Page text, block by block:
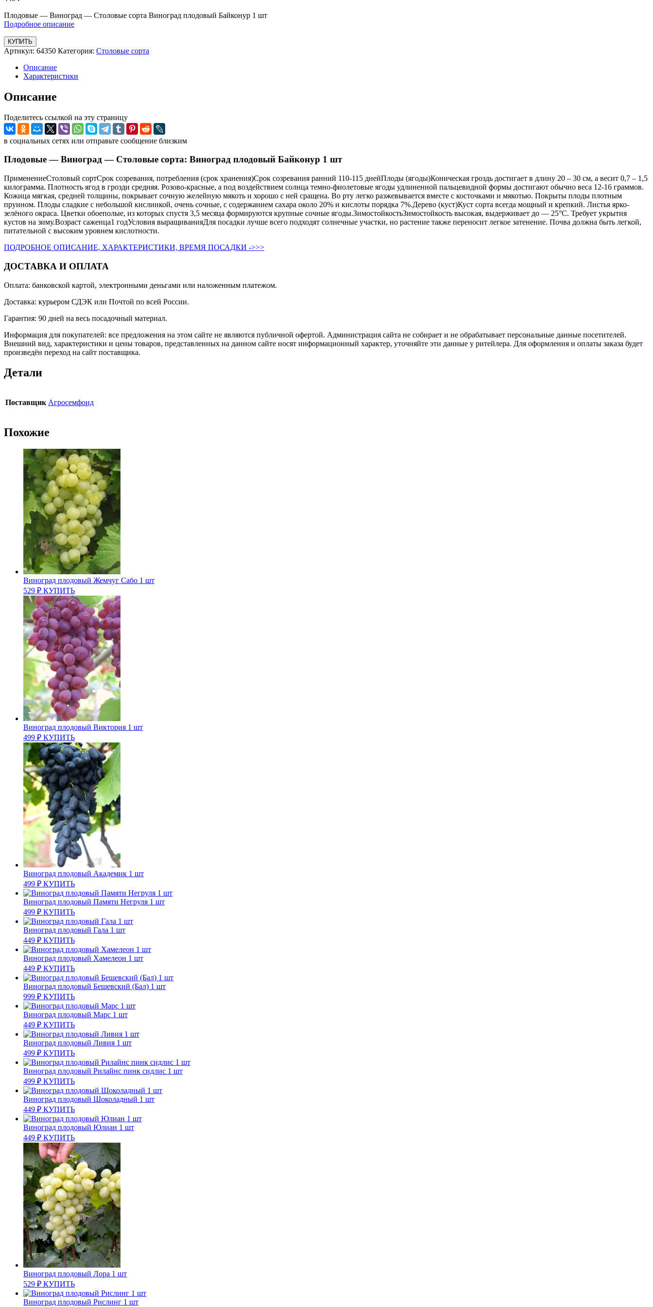
Плодовые — Виноград — Столовые сорта Виноград плодовый Байконур 1 шт
Подробное описание
КУПИТЬ
Артикул: 64350 Категория: Столовые сорта
Описание
Характеристики
Описание
Поделитесь ссылкой на эту страницу
в социальных сетях или отправьте сообщение близким
Плодовые — Виноград — Столовые сорта: Виноград плодовый Байконур 1 шт
ПрименениеСтоловый сортСрок созревания, потребления (срок хранения)Срок созревания ранний 110-115 днейПлоды (ягоды)Коническая гроздь достигает в длину 20 – 30 см, а весит 0,7 – 1,5
килограмма. Плотность ягод в грозди средняя. Розово-красные, а под воздействием солнца темно-фиолетовые ягоды удлиненной пальцевидной формы достигают обычно веса 12-16 граммов.
Кожица мягкая, средней толщины, покрывает сочную желейную мякоть и хорошо с ней сращена. Во рту легко разжевывается вместе с косточками и мякотью. Покрыты плоды плотным
пруином. Плоды сладкие с небольшой кислинкой, очень сочные, с содержанием сахара около 20% и кислоты порядка 7%.Дерево (куст)Куст сорта всегда мощный и крепкий. Листья ярко-
зелёного окраса. Цветки обоеполые, из которых спустя 3,5 месяца формируются крупные сочные ягоды.ЗимостойкостьЗимостойкость высокая, выдерживает до — 25°С. Требует укрытия
кустов на зиму.Возраст саженца1 годУсловия выращиванияДля посадки лучше всего подходят солнечные участки, но растение также переносит легкое затенение. Почва должна быть легкой,
питательной с высоким уровнем кислотности.
ПОДРОБНОЕ ОПИСАНИЕ, ХАРАКТЕРИСТИКИ, ВРЕМЯ ПОСАДКИ ->>>
ДОСТАВКА И ОПЛАТА
Оплата: банковской картой, электронными деньгами или наложенным платежом.
Доставка: курьером СДЭК или Почтой по всей России.
Гарантия: 90 дней на весь посадочный материал.
Информация для покупателей: все предложения на этом сайте не являются публичной офертой. Администрация сайта не собирает и не обрабатывает персональные данные посетителей.
Внешний вид, характеристики и цены товаров, представленных на данном сайте носят информационный характер, уточняйте эти данные у ритейлера. Для оформления и оплаты заказа будет
произведён переход на сайт поставщика.
Детали
Поставщик Агросемфонд
Похожие
Виноград плодовый Жемчуг Сабо 1 шт
529 ₽ КУПИТЬ
Виноград плодовый Виктория 1 шт
499 ₽ КУПИТЬ
Виноград плодовый Академик 1 шт
499 ₽ КУПИТЬ
Виноград плодовый Памяти Негруля 1 шт
499 ₽ КУПИТЬ
Виноград плодовый Гала 1 шт
449 ₽ КУПИТЬ
Виноград плодовый Хамелеон 1 шт
449 ₽ КУПИТЬ
Виноград плодовый Бешевский (Бал) 1 шт
999 ₽ КУПИТЬ
Виноград плодовый Марс 1 шт
449 ₽ КУПИТЬ
Виноград плодовый Ливия 1 шт
499 ₽ КУПИТЬ
Виноград плодовый Рилайнс пинк сидлис 1 шт
499 ₽ КУПИТЬ
Виноград плодовый Шоколадный 1 шт
449 ₽ КУПИТЬ
Виноград плодовый Юлиан 1 шт
449 ₽ КУПИТЬ
Виноград плодовый Лора 1 шт
529 ₽ КУПИТЬ
Виноград плодовый Рислинг 1 шт